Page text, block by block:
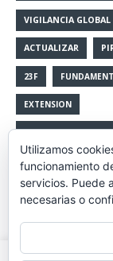
VIGILANCIA GLOBAL
ACTUALIZAR
23F
EXTENSION
LATCH EVENTOS
Utilizamos
funcionamiento
servicios. Puede
necesarias o